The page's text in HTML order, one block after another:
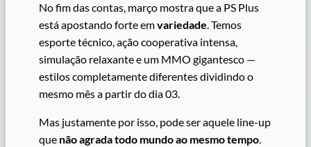
No fim das contas, março mostra que a PS Plus
está apostando forte emvariedade. Temos
esporte técnico, ação cooperativa intensa,
simulação relaxante e um MMO gigantesco —
estilos completamente diferentes dividindo o
mesmo mês a partir do dia 03.
Mas justamente por isso, pode ser aquele line-up
que não agrada todo mundo ao mesmo tempo.